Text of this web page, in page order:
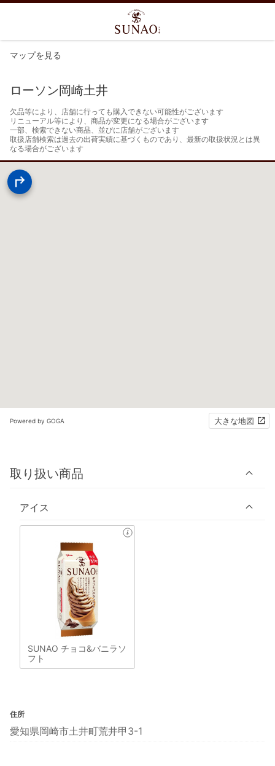
マップを見る
ローソン岡崎土井
欠品等により、店舗に行っても購入できない可能性がございます
リニューアル等により、商品が変更になる場合がございます
一部、検索できない商品、並びに店舗がございます
取扱店舗検索は過去の出荷実績に基づくものであり、最新の取扱状況とは異
なる場合がございます
Powered by GOGA 大きな地図
取り扱い商品
アイス
SUNAO チョコ&バニラソ
フト
住所
愛知県岡崎市土井町荒井甲3-1